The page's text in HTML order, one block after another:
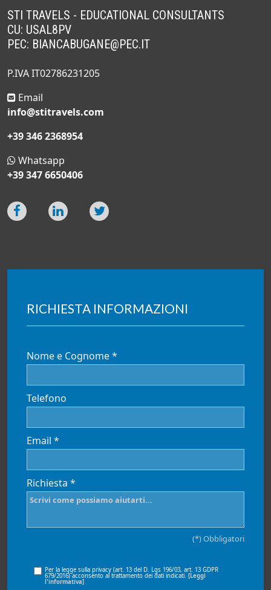
STI TRAVELS - EDUCATIONAL CONSULTANTS
CU: USAL8PV
PEC: BIANCABUGANE@PEC.IT
P.IVA IT02786231205
Email
info@stitravels.com
+39 346 2368954
Whatsapp
+39 347 6650406
RICHIESTA INFORMAZIONI
Nome e Cognome *
Telefono
Email *
Richiesta *
(*) Obbligatori
Per la legge sulla privacy (art. 13 del D. Lgs 196/03, art. 13 GDPR
679/2016) acconsento al trattamento dei dati indicati. [Leggi
l'informativa]